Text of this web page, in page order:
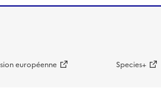
européenne Species+